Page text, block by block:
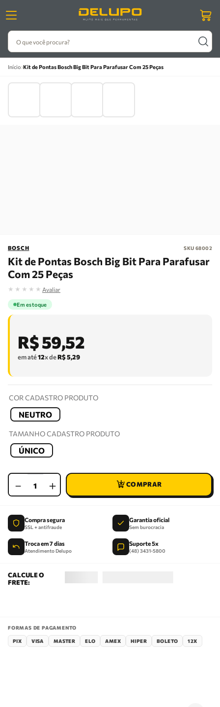
O que você procura?
Início›Kit de Pontas Bosch Big Bit Para Parafusar Com 25 Peças
BOSCH SKU 68002
Kit de Pontas Bosch Big Bit Para Parafusar
Com 25 Peças
★ ★ ★ ★ ★ Avaliar
Em estoque
R$59,52
em até12x deR$5,29
COR CADASTRO PRODUTO
NEUTRO
TAMANHO CADASTRO PRODUTO
ÚNICO
＋
－
Compra segura
SSL + antifraude
Garantia oficial
Sem burocracia
Troca em 7 dias
Atendimento Delupo
Suporte 5x
(48) 3431-5800
FORMAS DE PAGAMENTO
PIX VISA MASTER ELO AMEX HIPER BOLETO 12X